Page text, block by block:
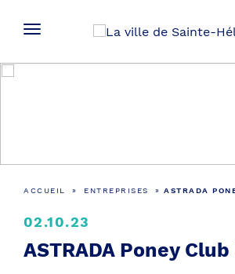
ACCUEIL » ENTREPRISES » ASTRADA
02.10.23
ASTRADA Poney